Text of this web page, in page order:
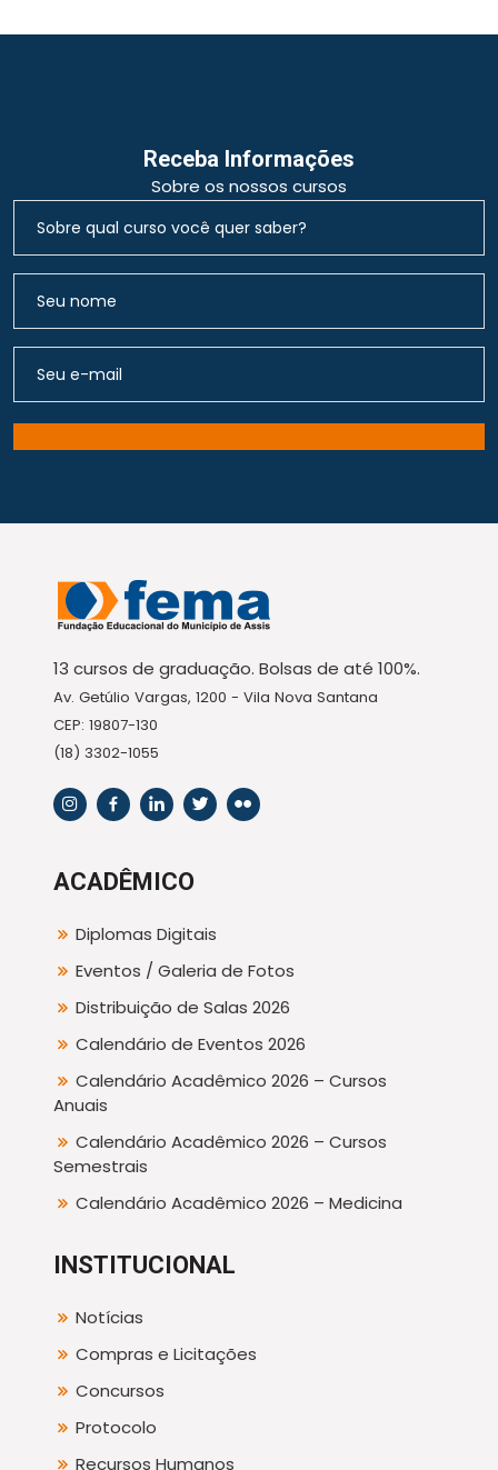
Receba Informações
Sobre os nossos cursos
13 cursos de graduação. Bolsas de até 100%.
Av. Getúlio Vargas, 1200 - Vila Nova Santana
CEP: 19807-130
(18) 3302-1055
ACADÊMICO
Diplomas Digitais
Eventos / Galeria de Fotos
Distribuição de Salas 2026
Calendário de Eventos 2026
Calendário Acadêmico 2026 – Cursos
Anuais
Calendário Acadêmico 2026 – Cursos
Semestrais
Calendário Acadêmico 2026 – Medicina
INSTITUCIONAL
Notícias
Compras e Licitações
Concursos
Protocolo
Recursos Humanos